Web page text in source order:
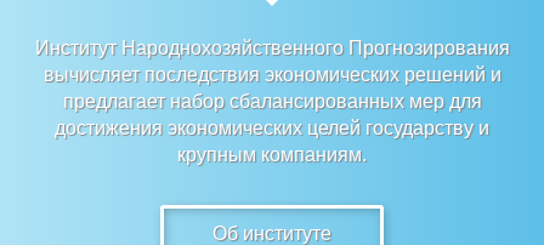
Стандарты оформления
Научные труды
О журнале
Выпуски
Институт Народнохозяйственного Прогнозирования
вычисляет последствия экономических решений и
предлагает набор сбалансированных мер для
достижения экономических целей государству и
крупным компаниям.
Об институте